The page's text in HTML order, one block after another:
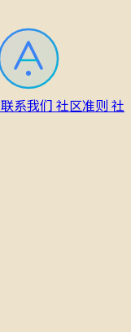
联系我们 社区准则 社